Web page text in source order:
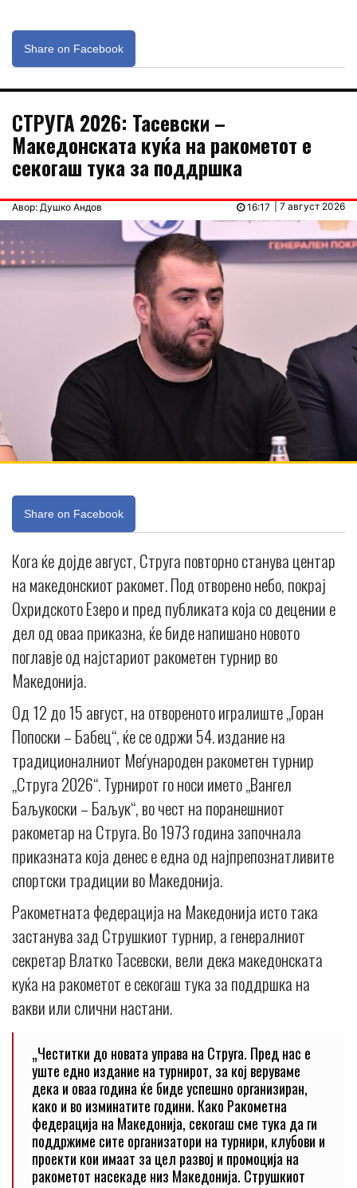
Share on Facebook
СТРУГА 2026: Тасевски –
Македонската куќа на ракометот е
секогаш тука за поддршка
Авор: Душко Андов | 7 август 2026
16:17
Share on Facebook
Кога ќе дојде август, Струга повторно станува центар
на македонскиот ракомет. Под отворено небо, покрај
Охридското Езеро и пред публиката која со децении е
дел од оваа приказна, ќе биде напишано новото
поглавје од најстариот ракометен турнир во
Македонија.
Од 12 до 15 август, на отвореното игралиште „Горан
Попоски – Бабец“, ќе се одржи 54. издание на
традиционалниот Меѓународен ракометен турнир
„Струга 2026“. Турнирот го носи името „Вангел
Баљукоски – Баљук“, во чест на поранешниот
ракометар на Струга. Во 1973 година започнала
приказната која денес е една од најпрепознатливите
спортски традиции во Македонија.
Ракометната федерација на Македонија исто така
застанува зад Струшкиот турнир, а генералниот
секретар Влатко Тасевски, вели дека македонската
куќа на ракометот е секогаш тука за поддршка на
вакви или слични настани.
„Честитки до новата управа на Струга. Пред нас е
уште едно издание на турнирот, за кој веруваме
дека и оваа година ќе биде успешно организиран,
како и во изминатите години. Како Ракометна
федерација на Македонија, секогаш сме тука да ги
поддржиме сите организатори на турнири, клубови и
проекти кои имаат за цел развој и промоција на
ракометот насекаде низ Македонија. Струшкиот